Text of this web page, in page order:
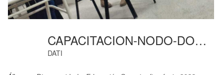
CAPACITACION-NODO-DOC-04
DATI